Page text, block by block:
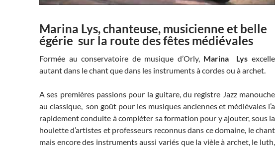
Marina Lys, chanteuse, musicienne et belle
égérie sur la route des fêtes médiévales
Formée au conservatoire de musique d’Orly, Marina Lys excelle
autant dans le chant que dans les instruments à cordes ou à archet.
A ses premières passions pour la guitare, du registre Jazz manouche
au classique, son goût pour les musiques anciennes et médiévales l’a
rapidement conduite à compléter sa formation pour y ajouter, sous la
houlette d’artistes et professeurs reconnus dans ce domaine, le chant
mais encore des instruments aussi variés que la vièle à archet, le luth,